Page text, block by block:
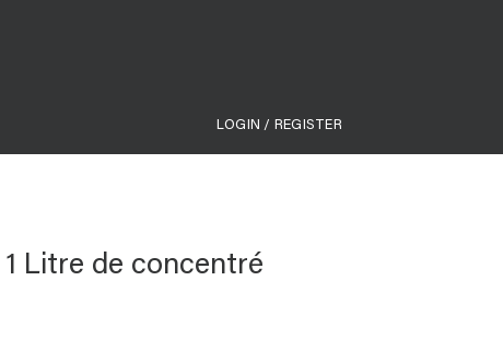
LOGIN / REGISTER
Litre de concentré